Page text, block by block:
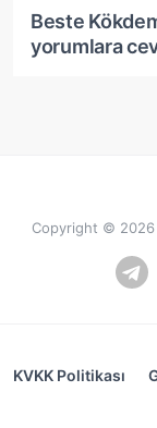
Beste
yorumlara
Copyright © 2026
KVKK Politikası